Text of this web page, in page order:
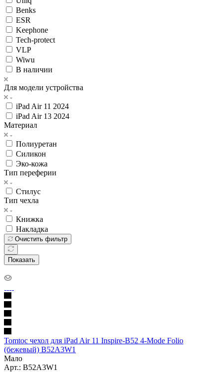
Benks
ESR
Keephone
Tech-protect
VLP
Wiwu
В наличии
Для модели устройства
iPad Air 11 2024
iPad Air 13 2024
Материал
Полиуретан
Силикон
Эко-кожа
Тип переферии
Стилус
Тип чехла
Книжка
Накладка
Очистить фильтр
Показать
Tomtoc чехол для iPad Air 11 Inspire-B52 4-Mode Folio
(бежевый) B52A3W1
Мало
Арт.: B52A3W1